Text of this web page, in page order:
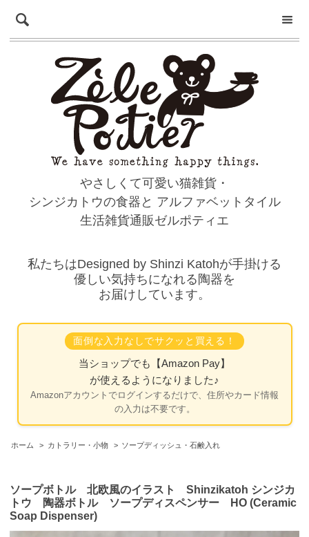
やさしくて可愛い猫雑貨・
シンジカトウの食器と アルファベットタイル
生活雑貨通販ゼルポティエ
私たちはDesigned by Shinzi Katohが手掛ける
優しい気持ちになれる陶器を
お届けしています。
面倒な入力なしでサクッと買える！
当ショップでも
【Amazon Pay】
が使えるようになりました♪
Amazonアカウントでログインするだけで、住所やカード情報
の入力は不要です。
ホーム > カトラリー・小物 > ソープディッシュ・石鹸入れ
ソープボトル 北欧風のイラスト Shinzikatoh シンジカ
トウ 陶器ボトル ソープディスペンサー HO (Ceramic
Soap Dispenser)